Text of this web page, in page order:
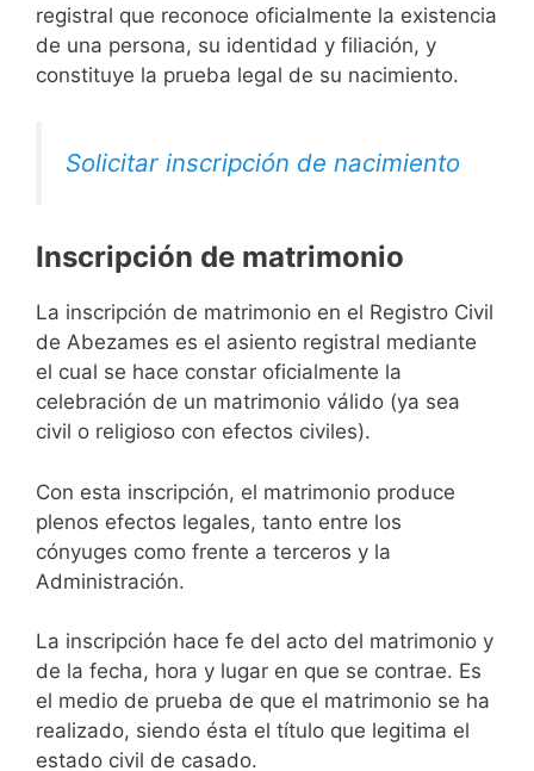
registral que reconoce oficialmente la existencia
de una persona, su identidad y filiación, y
constituye la prueba legal de su nacimiento.
Solicitar inscripción de nacimiento
Inscripción de matrimonio
La inscripción de matrimonio en el Registro Civil
de Abezames es el asiento registral mediante
el cual se hace constar oficialmente la
celebración de un matrimonio válido (ya sea
civil o religioso con efectos civiles).
Con esta inscripción, el matrimonio produce
plenos efectos legales, tanto entre los
cónyuges como frente a terceros y la
Administración.
La inscripción hace fe del acto del matrimonio y
de la fecha, hora y lugar en que se contrae. Es
el medio de prueba de que el matrimonio se ha
realizado, siendo ésta el título que legitima el
estado civil de casado.